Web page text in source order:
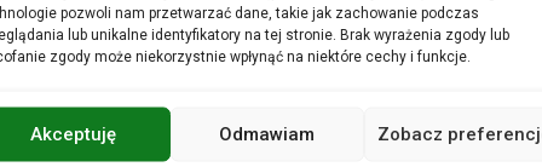
pozwoli nam przetwarzać dane, takie jak zachowanie podczas
lub unikalne identyfikatory na tej stronie. Brak wyrażenia zgody lub
zgody może niekorzystnie wpłynąć na niektóre cechy i funkcje.
Akceptuję Odmawiam Zobacz
żydowską, m.in. na XV, XVII i XVIII Festiwalu Kultury
Kulturą Żydowską w Teatrze Atelier im. Agnieszki Osieckiej w
Krakowa (płyta CD
) oraz Krakowską Operą